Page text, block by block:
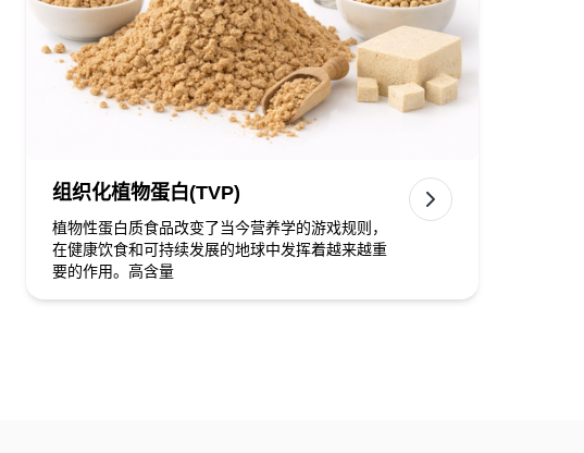
组织化植物蛋白(TVP)
植物性蛋白质食品改变了当今营养学的游戏规则，
在健康饮食和可持续发展的地球中发挥着越来越重
要的作用。高含量